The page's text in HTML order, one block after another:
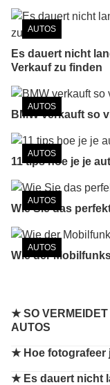
AUTOS
Es dauert nicht
Verkauf zu finden
AUTOS
BMW verkauft so
AUTOS
11 tips hoe je je
AUTOS
Wie Sie das
AUTOS
Wie der
★ SO VERMEIDET
AUTOS
★ Hoe fotografeer
★ Es dauert nicht